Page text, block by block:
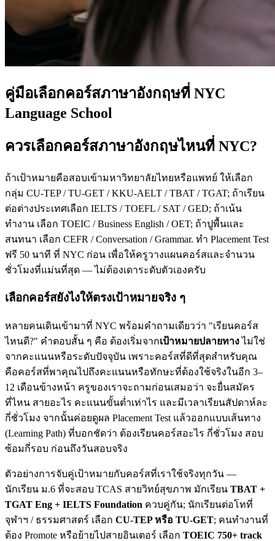
คู่มือเลือกคอร์สภาษาอังกฤษที่ NYC
Language School
ควรเลือกคอร์สภาษาอังกฤษไหนที่ NYC?
ถ้าเป้าหมายคือสอบเข้ามหาวิทยาลัยไทยหรือแพทย์ ให้เลือก
กลุ่ม CU-TEP / TU-GET / KKU-AELT / TBAT / TGAT; ถ้าเรียน
ต่อต่างประเทศเลือก IELTS / TOEFL / SAT / GED; ถ้าเน้น
ทำงาน เลือก TOEIC / Business English / OET; ถ้าปูพื้นและ
สนทนา เลือก CEFR / Conversation / Grammar. ทำ Placement Test
ฟรี 50 นาที ที่ NYC ก่อน เพื่อให้ครูวางแผนคอร์สและจำนวน
ชั่วโมงที่แม่นที่สุด — ไม่ต้องเดาระดับตัวเองครับ
เลือกคอร์สยังไงให้ตรงเป้าหมายจริง ๆ
หลายคนเดินเข้ามาที่ NYC พร้อมคำถามเดียวว่า "เรียนคอร์ส
ไหนดี?" คำตอบสั้น ๆ คือ ต้องเริ่มจากเป้าหมายปลายทางไม่ใช่
จากคะแนนหรือระดับปัจจุบัน เพราะคอร์สที่ดีที่สุดสำหรับคุณ
คือคอร์สที่พาคุณไปถึงคะแนนหรือทักษะที่ต้องใช้จริงในอีก 3–
12 เดือนข้างหน้า ครูของเราจะถามก่อนเสมอว่า จะยื่นสมัคร
ที่ไหน สายอะไร คะแนนขั้นต่ำเท่าไร และมีเวลาเรียนสัปดาห์ละ
กี่ชั่วโมง จากนั้นค่อยดูผล Placement Test แล้วออกแบบเส้นทาง
(Learning Path) ที่บอกชัดว่า ต้องเรียนคอร์สอะไร กี่ชั่วโมง สอบ
ซ้อมกี่รอบ ก่อนถึงวันสอบจริง
ตัวอย่างการจับคู่เป้าหมายกับคอร์สที่เราใช้จริงทุกวัน —
นักเรียน ม.6 ที่จะสอบ TCAS สายวิทย์สุขภาพ มักเรียน TBAT +
TGAT Eng + IELTS Foundation ควบคู่กัน; นักเรียนต่อโทที่
จุฬาฯ / ธรรมศาสตร์ เลือก CU-TEP หรือ TU-GET; คนทำงานที่
ต้อง Promote หรือย้ายไปสายอินเตอร์ เลือก TOEIC 750+ track